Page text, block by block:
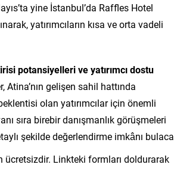
yine İstanbul’da Raffles Hotel
yatırımcıların kısa ve orta vadeli
potansiyelleri ve yatırımcı dostu
gelişen sahil hattında
olan yatırımcılar için önemli
sıra birebir danışmanlık görüşmeleri
şekilde değerlendirme imkânı
ücretsizdir. Linkteki formları doldurarak